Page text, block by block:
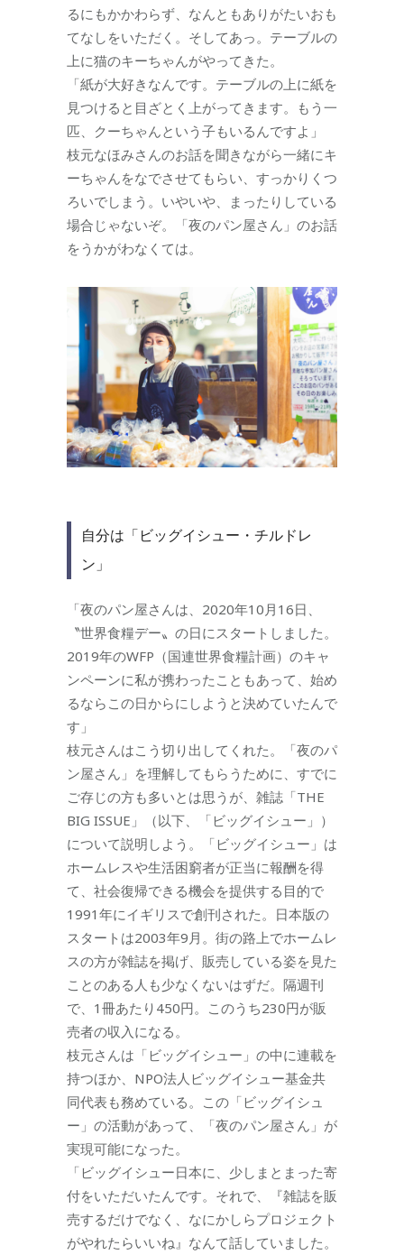
るにもかかわらず、なんともありがたいおも
てなしをいただく。そしてあっ。テーブルの
上に猫のキーちゃんがやってきた。
「紙が大好きなんです。テーブルの上に紙を
見つけると目ざとく上がってきます。もう一
匹、クーちゃんという子もいるんですよ」
枝元なほみさんのお話を聞きながら一緒にキ
ーちゃんをなでさせてもらい、すっかりくつ
ろいでしまう。いやいや、まったりしている
場合じゃないぞ。「夜のパン屋さん」のお話
をうかがわなくては。
自分は「ビッグイシュー・チルドレ
ン」
「夜のパン屋さんは、2020年10月16日、
〝世界食糧デー〟の日にスタートしました。
2019年のWFP（国連世界食糧計画）のキャ
ンペーンに私が携わったこともあって、始め
るならこの日からにしようと決めていたんで
す」
枝元さんはこう切り出してくれた。「夜のパ
ン屋さん」を理解してもらうために、すでに
ご存じの方も多いとは思うが、雑誌「THE
BIG ISSUE」（以下、「ビッグイシュー」）
について説明しよう。「ビッグイシュー」は
ホームレスや生活困窮者が正当に報酬を得
て、社会復帰できる機会を提供する目的で
1991年にイギリスで創刊された。日本版の
スタートは2003年9月。街の路上でホームレ
スの方が雑誌を掲げ、販売している姿を見た
ことのある人も少なくないはずだ。隔週刊
で、1冊あたり450円。このうち230円が販
売者の収入になる。
枝元さんは「ビッグイシュー」の中に連載を
持つほか、NPO法人ビッグイシュー基金共
同代表も務めている。この「ビッグイシュ
ー」の活動があって、「夜のパン屋さん」が
実現可能になった。
「ビッグイシュー日本に、少しまとまった寄
付をいただいたんです。それで、『雑誌を販
売するだけでなく、なにかしらプロジェクト
がやれたらいいね』なんて話していました。